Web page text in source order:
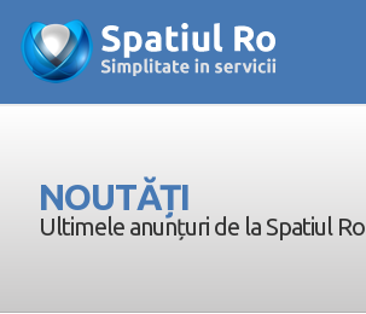
NOUTĂȚI
Ultimele anunțuri de la Spatiul Ro